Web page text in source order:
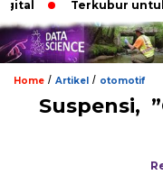
Terkubur untuk
Home / Artikel / otomotif
Suspensi,